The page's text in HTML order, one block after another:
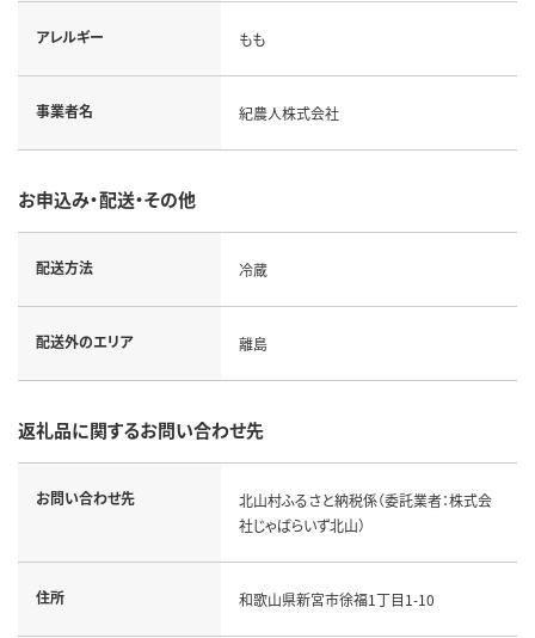
アレルギー もも
事業者名 紀農人株式会社
お申込み・配送・その他
配送方法 冷蔵
配送外のエリア 離島
返礼品に関するお問い合わせ先
お問い合わせ先
北山村ふるさと納税係（委託業者：株式会
社じゃばらいず北山）
住所 和歌山県新宮市徐福1丁目1-10